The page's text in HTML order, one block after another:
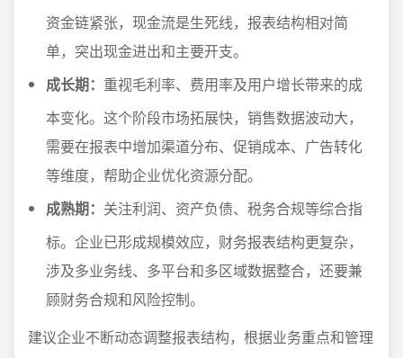
资金链紧张，现金流是生死线，报表结构相对简
单，突出现金进出和主要开支。
成长期： 重视毛利率、费用率及用户增长带来的成
本变化。这个阶段市场拓展快，销售数据波动大，
需要在报表中增加渠道分布、促销成本、广告转化
等维度，帮助企业优化资源分配。
成熟期： 关注利润、资产负债、税务合规等综合指
标。企业已形成规模效应，财务报表结构更复杂，
涉及多业务线、多平台和多区域数据整合，还要兼
顾财务合规和风险控制。
建议企业不断动态调整报表结构，根据业务重点和管理